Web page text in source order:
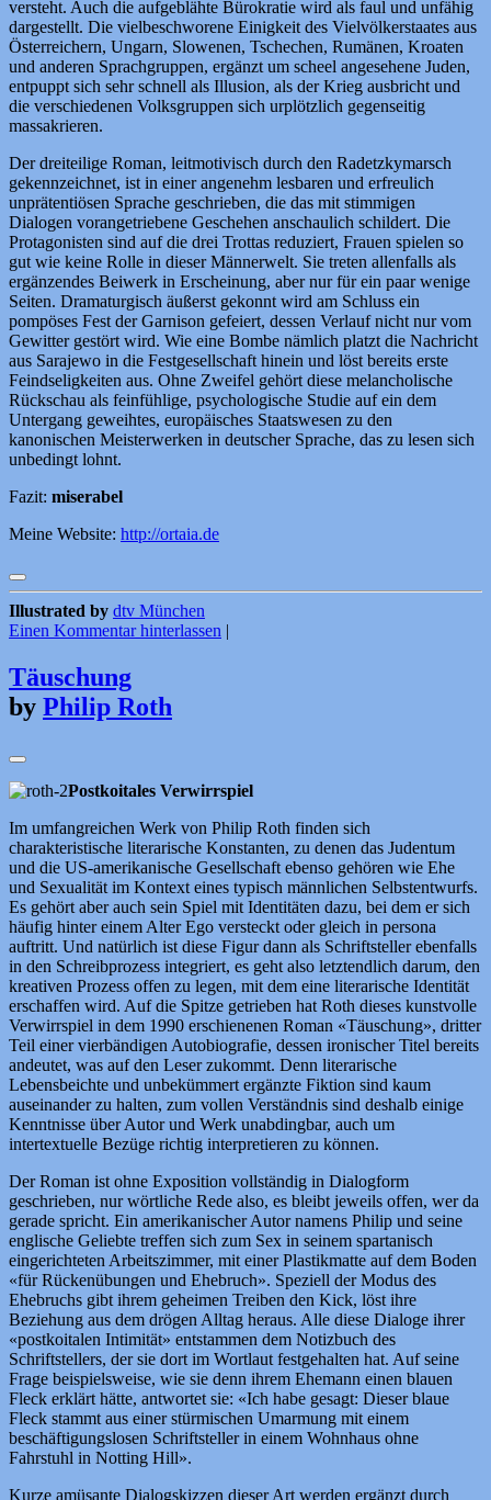
versteht. Auch die aufgeblähte Bürokratie wird als faul und unfähig
dargestellt. Die vielbeschworene Einigkeit des Vielvölkerstaates aus
Österreichern, Ungarn, Slowenen, Tschechen, Rumänen, Kroaten
und anderen Sprachgruppen, ergänzt um scheel angesehene Juden,
entpuppt sich sehr schnell als Illusion, als der Krieg ausbricht und
die verschiedenen Volksgruppen sich urplötzlich gegenseitig
massakrieren.
Der dreiteilige Roman, leitmotivisch durch den Radetzkymarsch
gekennzeichnet, ist in einer angenehm lesbaren und erfreulich
unprätentiösen Sprache geschrieben, die das mit stimmigen
Dialogen vorangetriebene Geschehen anschaulich schildert. Die
Protagonisten sind auf die drei Trottas reduziert, Frauen spielen so
gut wie keine Rolle in dieser Männerwelt. Sie treten allenfalls als
ergänzendes Beiwerk in Erscheinung, aber nur für ein paar wenige
Seiten. Dramaturgisch äußerst gekonnt wird am Schluss ein
pompöses Fest der Garnison gefeiert, dessen Verlauf nicht nur vom
Gewitter gestört wird. Wie eine Bombe nämlich platzt die Nachricht
aus Sarajewo in die Festgesellschaft hinein und löst bereits erste
Feindseligkeiten aus. Ohne Zweifel gehört diese melancholische
Rückschau als feinfühlige, psychologische Studie auf ein dem
Untergang geweihtes, europäisches Staatswesen zu den
kanonischen Meisterwerken in deutscher Sprache, das zu lesen sich
unbedingt lohnt.
Fazit: miserabel
Meine Website: http://ortaia.de
Illustrated by dtv München
Einen Kommentar hinterlassen |
Täuschung
by Philip Roth
Postkoitales Verwirrspiel
Im umfangreichen Werk von Philip Roth finden sich
charakteristische literarische Konstanten, zu denen das Judentum
und die US-amerikanische Gesellschaft ebenso gehören wie Ehe
und Sexualität im Kontext eines typisch männlichen Selbstentwurfs.
Es gehört aber auch sein Spiel mit Identitäten dazu, bei dem er sich
häufig hinter einem Alter Ego versteckt oder gleich in persona
auftritt. Und natürlich ist diese Figur dann als Schriftsteller ebenfalls
in den Schreibprozess integriert, es geht also letztendlich darum, den
kreativen Prozess offen zu legen, mit dem eine literarische Identität
erschaffen wird. Auf die Spitze getrieben hat Roth dieses kunstvolle
Verwirrspiel in dem 1990 erschienenen Roman «Täuschung», dritter
Teil einer vierbändigen Autobiografie, dessen ironischer Titel bereits
andeutet, was auf den Leser zukommt. Denn literarische
Lebensbeichte und unbekümmert ergänzte Fiktion sind kaum
auseinander zu halten, zum vollen Verständnis sind deshalb einige
Kenntnisse über Autor und Werk unabdingbar, auch um
intertextuelle Bezüge richtig interpretieren zu können.
Der Roman ist ohne Exposition vollständig in Dialogform
geschrieben, nur wörtliche Rede also, es bleibt jeweils offen, wer da
gerade spricht. Ein amerikanischer Autor namens Philip und seine
englische Geliebte treffen sich zum Sex in seinem spartanisch
eingerichteten Arbeitszimmer, mit einer Plastikmatte auf dem Boden
«für Rückenübungen und Ehebruch». Speziell der Modus des
Ehebruchs gibt ihrem geheimen Treiben den Kick, löst ihre
Beziehung aus dem drögen Alltag heraus. Alle diese Dialoge ihrer
«postkoitalen Intimität» entstammen dem Notizbuch des
Schriftstellers, der sie dort im Wortlaut festgehalten hat. Auf seine
Frage beispielsweise, wie sie denn ihrem Ehemann einen blauen
Fleck erklärt hätte, antwortet sie: «Ich habe gesagt: Dieser blaue
Fleck stammt aus einer stürmischen Umarmung mit einem
beschäftigungslosen Schriftsteller in einem Wohnhaus ohne
Fahrstuhl in Notting Hill».
Kurze amüsante Dialogskizzen dieser Art werden ergänzt durch